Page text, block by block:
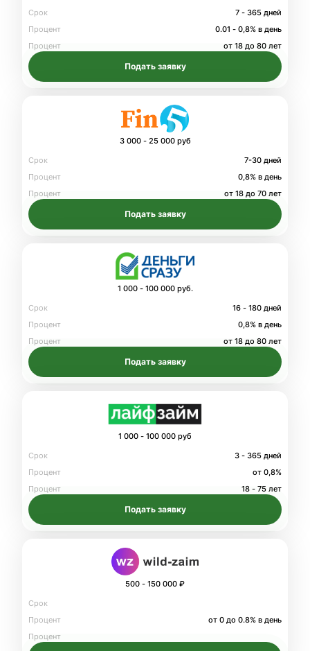
Срок
7 - 365 дней
Процент
0.01 - 0,8% в день
Процент
от 18 до 80 лет
Подать заявку
3 000 - 25 000 руб
Срок
7-30 дней
Процент
0,8% в день
Процент
от 18 до 70 лет
Подать заявку
1 000 - 100 000 руб.
Срок
16 - 180 дней
Процент
0,8% в день
Процент
от 18 до 80 лет
Подать заявку
1 000 - 100 000 руб
Срок
3 - 365 дней
Процент
от 0,8%
Процент
18 - 75 лет
Подать заявку
500 - 150 000 ₽
Срок
Процент
от 0 до 0.8% в день
Процент